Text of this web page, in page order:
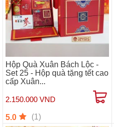
Hộp Quà Xuân Bách Lộc -
Set 25 - Hộp quà tặng tết cao
cấp Xuân...
2.150.000 VND
5.0 (1)